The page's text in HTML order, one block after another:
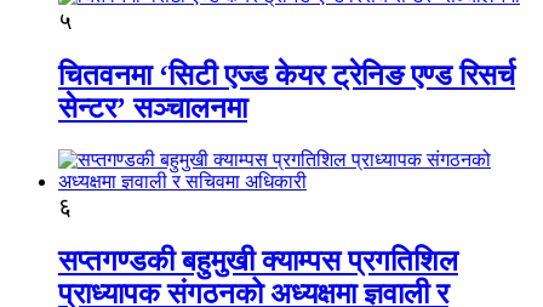
५
चितवनमा ‘सिटी एज्ड केयर ट्रेनिङ एण्ड रिसर्च
सेन्टर’ सञ्चालनमा
६
सप्तगण्डकी बहुमुखी क्याम्पस प्रगतिशिल
प्राध्यापक संगठनको अध्यक्षमा ज्ञवाली र